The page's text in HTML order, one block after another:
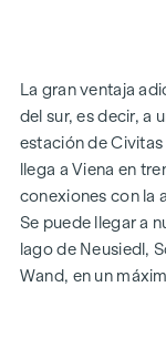
Puertas
Parqué de
Azulejos de
4 edificios
49 pisos en
La gran ventaja
del sur, es decir, a
estación de
llega a Viena en
conexiones con la
Se puede llegar a
lago de Neusiedl,
Wand, en un